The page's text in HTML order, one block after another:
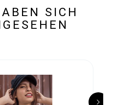
SICH